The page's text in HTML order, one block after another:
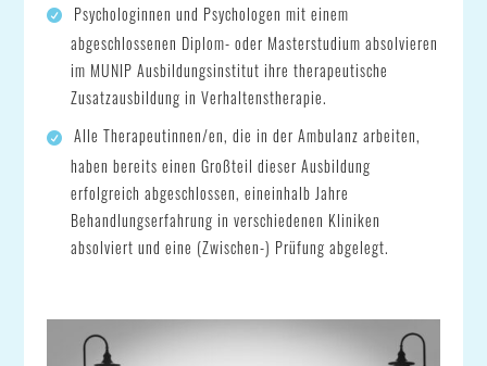
Psychologinnen und Psychologen mit einem
abgeschlossenen Diplom- oder Masterstudium absolvieren
im MUNIP Ausbildungsinstitut ihre therapeutische
Zusatzausbildung in Verhaltenstherapie.
Alle Therapeutinnen/en, die in der Ambulanz arbeiten,
haben bereits einen Großteil dieser Ausbildung
erfolgreich abgeschlossen, eineinhalb Jahre
Behandlungserfahrung in verschiedenen Kliniken
absolviert und eine (Zwischen-) Prüfung abgelegt.